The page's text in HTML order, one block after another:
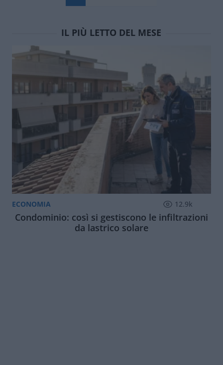
IL PIÙ LETTO DEL MESE
ECONOMIA 12.9k
Condominio: così si gestiscono le infiltrazioni
da lastrico solare